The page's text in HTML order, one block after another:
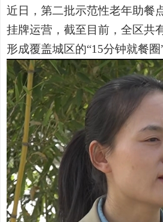
近日，第二批示范性老年助餐
挂牌运营，截至目前，全区共
形成覆盖城区的“15分钟就餐圈”